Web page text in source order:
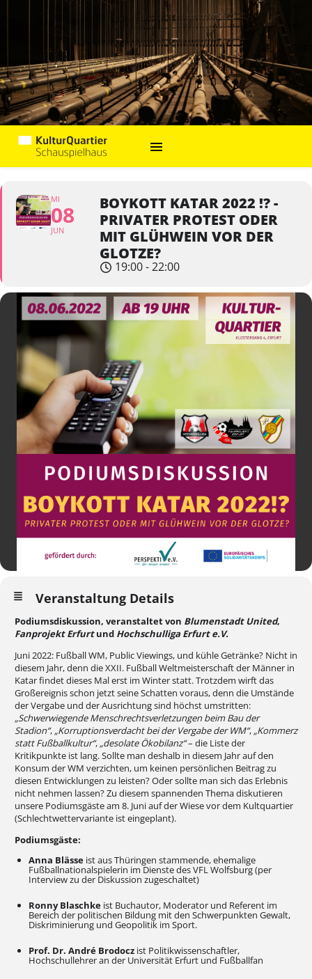
MI
08
JUN
BOYKOTT KATAR 2022 !? -
PRIVATER PROTEST ODER
MIT GLÜHWEIN VOR DER
GLOTZE?
19:00 - 22:00
Veranstaltung Details
Podiumsdiskussion, veranstaltet von Blumenstadt United,
Fanprojekt Erfurtund Hochschulliga Erfurt e.V.
Juni 2022: Fußball WM, Public Viewings, und kühle Getränke? Nicht in
diesem Jahr, denn die XXII. Fußball Weltmeisterschaft der Männer in
Katar findet dieses Mal erst im Winter statt. Trotzdem wirft das
Großereignis schon jetzt seine Schatten voraus, denn die Umstände
der Vergabe und der Ausrichtung sind höchst umstritten:
„Schwerwiegende Menschrechtsverletzungen beim Bau der
Stadion“, „Korruptionsverdacht bei der Vergabe der WM“, „Kommerz
statt Fußballkultur“, „desolate Ökobilanz“– die Liste der
Kritikpunkte ist lang. Sollte man deshalb in diesem Jahr auf den
Konsum der WM verzichten, um keinen persönlichen Beitrag zu
diesen Entwicklungen zu leisten? Oder sollte man sich das Erlebnis
nicht nehmen lassen? Zu diesem spannenden Thema diskutieren
unsere Podiumsgäste am 8. Juni auf der Wiese vor dem Kultquartier
(Schlechtwettervariante ist eingeplant).
Podiumsgäste:
Anna Blässe ist aus Thüringen stammende, ehemalige
Fußballnationalspielerin im Dienste des VFL Wolfsburg (per
Interview zu der Diskussion zugeschaltet)
Ronny Blaschke ist Buchautor, Moderator und Referent im
Bereich der politischen Bildung mit den Schwerpunkten Gewalt,
Diskriminierung und Geopolitik im Sport.
Prof. Dr. André Brodocz ist Politikwissenschaftler,
Hochschullehrer an der Universität Erfurt und Fußballfan